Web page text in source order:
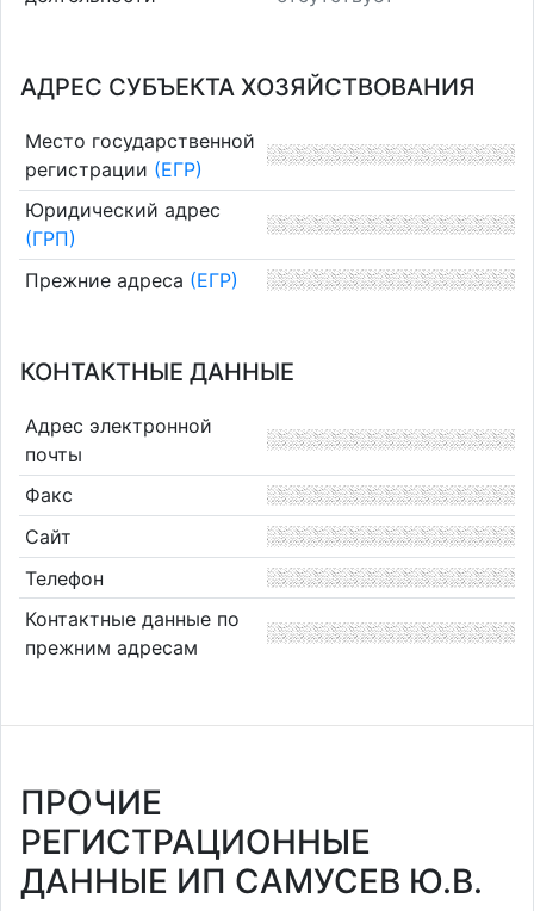
АДРЕС СУБЪЕКТА ХОЗЯЙСТВОВАНИЯ
Место государственной
регистрации (ЕГР)
Юридический адрес
(ГРП)
Прежние адреса (ЕГР)
КОНТАКТНЫЕ ДАННЫЕ
Адрес электронной
почты
Факс
Сайт
Телефон
Контактные данные по
прежним адресам
ПРОЧИЕ
РЕГИСТРАЦИОННЫЕ
ДАННЫЕ ИП САМУСЕВ Ю.В.